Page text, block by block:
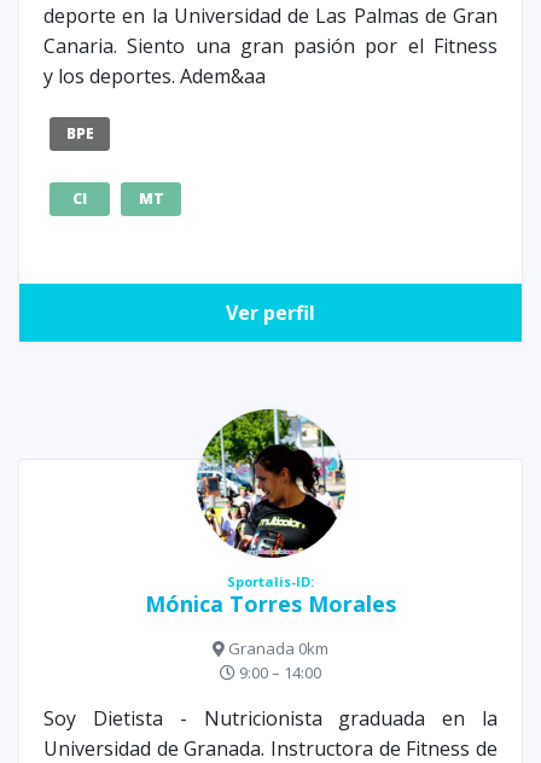
deporte en la Universidad de Las Palmas de Gran
Canaria. Siento una gran pasión por el Fitness
y los deportes. Adem&aa
BPE
CI MT
Ver perfil
Sportalis-ID:
Mónica Torres Morales
Granada 0km
9:00 – 14:00
Soy Dietista - Nutricionista graduada en la
Universidad de Granada. Instructora de Fitness de